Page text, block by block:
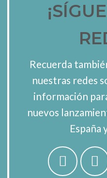
Recuerda
nuestras redes
información
nuevos
España